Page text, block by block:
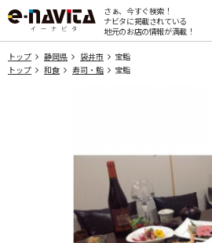
さぁ、今すぐ検索！
ナビタに掲載されている
地元のお店の情報が満載！
トップ 静岡県 袋井市
宝鮨
トップ
和食 寿司・鮨 宝鮨